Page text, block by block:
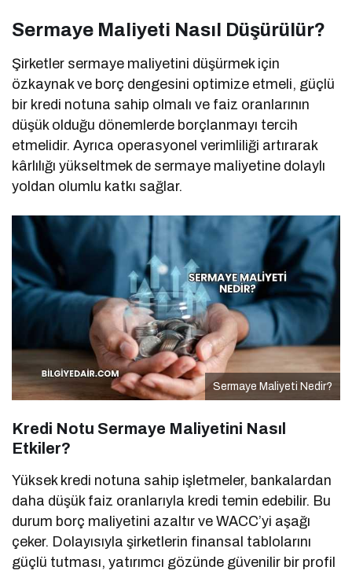
Sermaye Maliyeti Nasıl Düşürülür?
Şirketler sermaye maliyetini düşürmek için
özkaynak ve borç dengesini optimize etmeli, güçlü
bir kredi notuna sahip olmalı ve faiz oranlarının
düşük olduğu dönemlerde borçlanmayı tercih
etmelidir. Ayrıca operasyonel verimliliği artırarak
kârlılığı yükseltmek de sermaye maliyetine dolaylı
yoldan olumlu katkı sağlar.
Sermaye Maliyeti Nedir?
Kredi Notu Sermaye Maliyetini Nasıl
Etkiler?
Yüksek kredi notuna sahip işletmeler, bankalardan
daha düşük faiz oranlarıyla kredi temin edebilir. Bu
durum borç maliyetini azaltır ve WACC’yi aşağı
çeker. Dolayısıyla şirketlerin finansal tablolarını
güçlü tutması, yatırımcı gözünde güvenilir bir profil